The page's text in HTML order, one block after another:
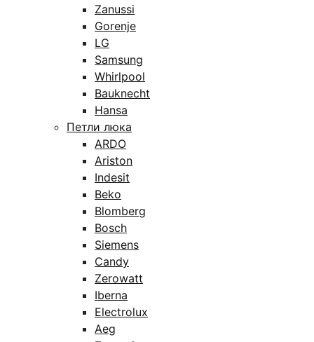
Zanussi
Gorenje
LG
Samsung
Whirlpool
Bauknecht
Hansa
Петли люка
ARDO
Ariston
Indesit
Beko
Blomberg
Bosch
Siemens
Candy
Zerowatt
Iberna
Electrolux
Aeg